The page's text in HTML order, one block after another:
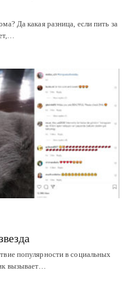
Да какая разница, если пить за
популярности в социальных
вызывает…